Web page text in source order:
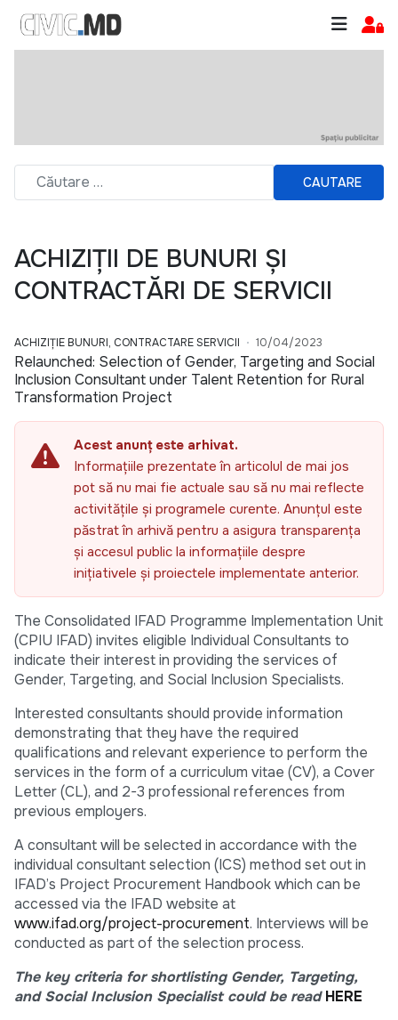
CAUTARE
ACHIZIȚII DE BUNURI ȘI
CONTRACTĂRI DE SERVICII
ACHIZIȚIE BUNURI, CONTRACTARE SERVICII 10/04/2023
Relaunched: Selection of Gender, Targeting and Social
Inclusion Consultant under Talent Retention for Rural
Transformation Project
Acest anunț este arhivat.
Informațiile prezentate în articolul de mai jos
pot să nu mai fie actuale sau să nu mai reflecte
activitățile și programele curente. Anunțul este
păstrat în arhivă pentru a asigura transparența
și accesul public la informațiile despre
inițiativele și proiectele implementate anterior.
The Consolidated IFAD Programme Implementation Unit
(CPIU IFAD) invites eligible Individual Consultants to
indicate their interest in providing the services of
Gender, Targeting, and Social Inclusion Specialists.
Interested consultants should provide information
demonstrating that they have the required
qualifications and relevant experience to perform the
services in the form of a curriculum vitae (CV), a Cover
Letter (CL), and 2-3 professional references from
previous employers.
A consultant will be selected in accordance with the
individual consultant selection (ICS) method set out in
IFAD’s Project Procurement Handbook which can be
accessed via the IFAD website at
www.ifad.org/project-procurement. Interviews will be
conducted as part of the selection process.
The key criteria for shortlisting Gender, Targeting,
and Social Inclusion Specialist could be readHERE